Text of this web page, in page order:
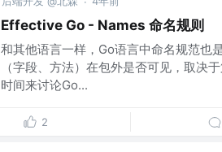
Effective Go - Names 命名规则
和其他语言一样，Go语言中命名规范也
（字段、方法）在包外是否可见，取决
时间来讨论Go...
2